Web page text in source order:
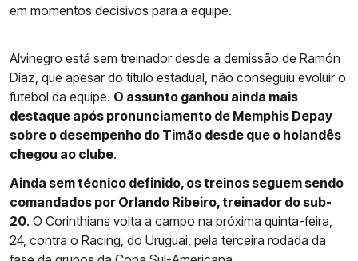
em momentos decisivos para a equipe.
Alvinegro está sem treinador desde a demissão de Ramón
Díaz, que apesar do título estadual, não conseguiu evoluir o
futebol da equipe. O assunto ganhou ainda mais
destaque após pronunciamento de Memphis Depay
sobre o desempenho do Timão desde que o holandês
chegou ao clube.
Ainda sem técnico definido, os treinos seguem sendo
comandados por Orlando Ribeiro, treinador do sub-
20. O Corinthians volta a campo na próxima quinta-feira,
24, contra o Racing, do Uruguai, pela terceira rodada da